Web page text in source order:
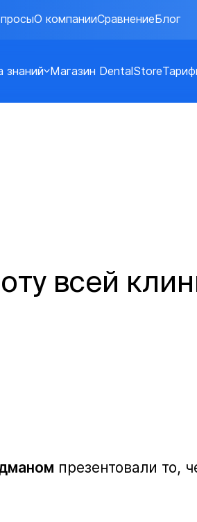
О компанииСравнениеБлог
знаний Магазин DentalStore
всей
презентовали то,